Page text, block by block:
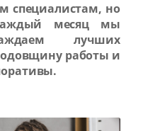
специалистам, но
месяц мы
лучших
работы и